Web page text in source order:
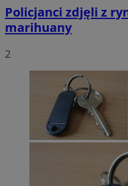
Policjanci zdjęli z
marihuany
2